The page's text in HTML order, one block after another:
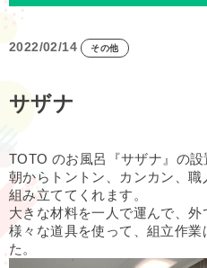
2022/02/14 その他
サザナ
TOTO のお風呂『サザナ』の設
朝からトントン、カンカン、職
組み立ててくれます。
大きな材料を一人で運んで、外
様々な道具を使って、組立作
た。